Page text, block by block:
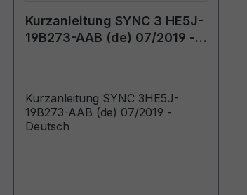
Kurzanleitung SYNC 3 HE5J-
19B273-AAB (de) 07/2019 -
Kurzanleitung SYNC 3HE5J-
19B273-AAB (de) 07/2019 -
Deutsch